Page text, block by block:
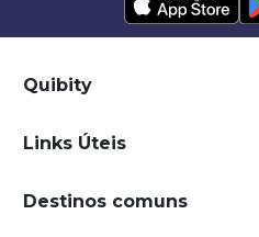
Quibity
Links Úteis
Destinos comuns